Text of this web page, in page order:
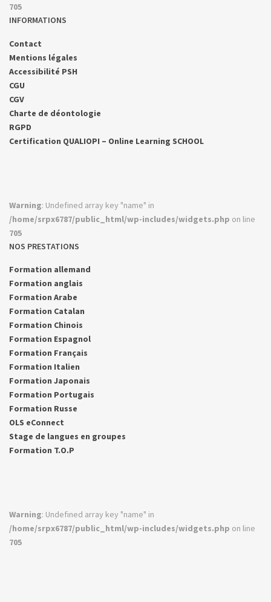
705
INFORMATIONS
Contact
Mentions légales
Accessibilité PSH
CGU
CGV
Charte de déontologie
RGPD
Certification QUALIOPI – Online Learning SCHOOL
Warning: Undefined array key "name" in
/home/srpx6787/public_html/wp-includes/widgets.php on line
705
NOS PRESTATIONS
Formation allemand
Formation anglais
Formation Arabe
Formation Catalan
Formation Chinois
Formation Espagnol
Formation Français
Formation Italien
Formation Japonais
Formation Portugais
Formation Russe
OLS eConnect
Stage de langues en groupes
Formation T.O.P
Warning: Undefined array key "name" in
/home/srpx6787/public_html/wp-includes/widgets.php on line
705